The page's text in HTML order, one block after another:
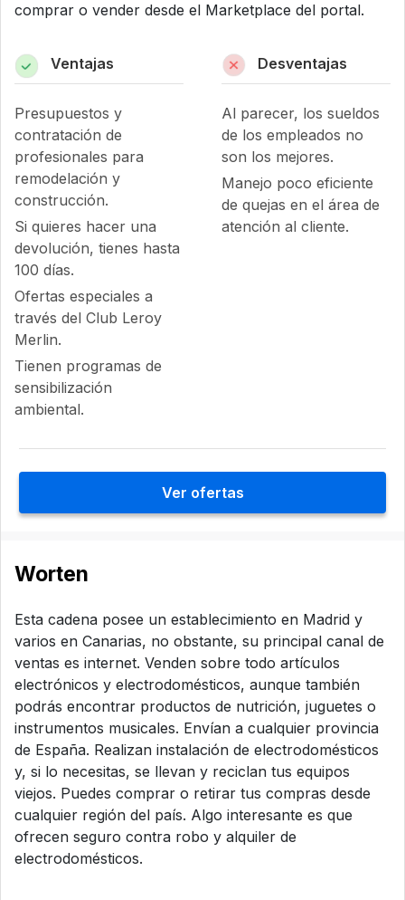
comprar o vender desde el Marketplace del portal.
Ventajas
Presupuestos y
contratación de
profesionales para
remodelación y
construcción.
Si quieres hacer una
devolución, tienes hasta
100 días.
Ofertas especiales a
través del Club Leroy
Merlin.
Tienen programas de
sensibilización
ambiental.
Desventajas
Al parecer, los sueldos
de los empleados no
son los mejores.
Manejo poco eficiente
de quejas en el área de
atención al cliente.
Ver ofertas
Worten
Esta cadena posee un establecimiento en Madrid y
varios en Canarias, no obstante, su principal canal de
ventas es internet. Venden sobre todo artículos
electrónicos y electrodomésticos, aunque también
podrás encontrar productos de nutrición, juguetes o
instrumentos musicales. Envían a cualquier provincia
de España. Realizan instalación de electrodomésticos
y, si lo necesitas, se llevan y reciclan tus equipos
viejos. Puedes comprar o retirar tus compras desde
cualquier región del país. Algo interesante es que
ofrecen seguro contra robo y alquiler de
electrodomésticos.